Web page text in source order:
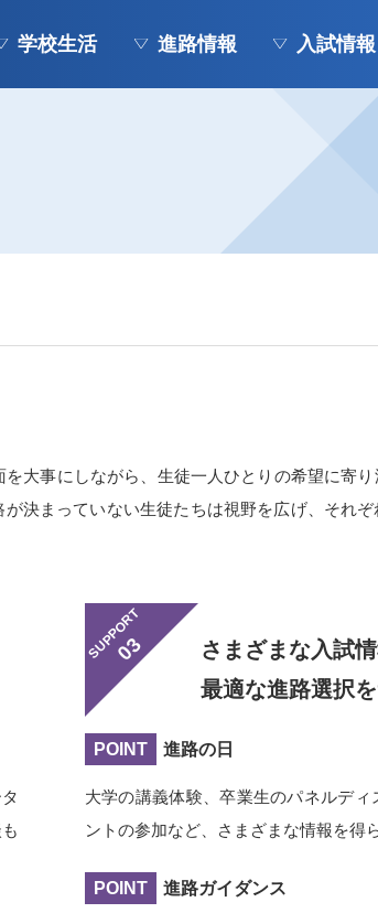
学校生活 進路情報 入試情報
大事にしながら、生徒一人ひとりの希望に寄
決まっていない生徒たちは視野を広げ、それ
SUPPORT
03
さまざまな入試情
最適な進路選択
POINT 進路の日
大学の講義体験、卒業生のパネルデ
ントの参加など、さまざまな情報を得
POINT 進路ガイダンス